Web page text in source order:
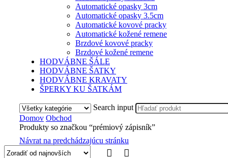
Automatické opasky 3cm
Automatické opasky 3.5cm
Automatické kovové pracky
Automatické kožené remene
Brzdové kovové pracky
Brzdové kožené remene
HODVÁBNE ŠÁLE
HODVÁBNE ŠATKY
HODVÁBNE KRAVATY
ŠPERKY KU ŠATKÁM
Search input
Domov Obchod
Produkty so značkou “prémiový zápisník”
Návrat na predchádzajúcu stránku